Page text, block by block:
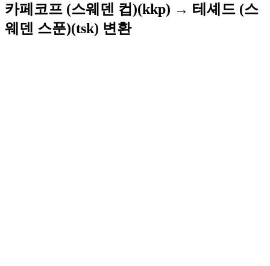
카페코프 (스웨덴 컵)(kkp) → 테셰드 (스
웨덴 스푼)(tsk) 변환